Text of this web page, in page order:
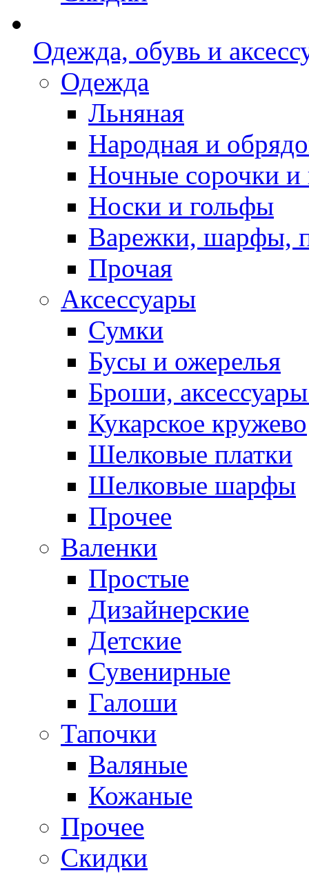
Одежда, обувь и
Одежда
Льняная
Народная и
Ночные сорочки
Носки и гольфы
Варежки, шарфы,
Прочая
Аксессуары
Сумки
Бусы и ожерелья
Броши,
Кукарское кружево
Шелковые платки
Шелковые шарфы
Прочее
Валенки
Простые
Дизайнерские
Детские
Сувенирные
Галоши
Тапочки
Валяные
Кожаные
Прочее
Скидки